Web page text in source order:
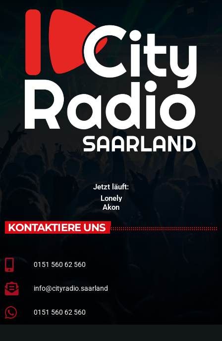
Jetzt läuft:
Lonely
Akon
KONTAKTIERE UNS
0151 560 62 560
info@cityradio.saarland
0151 560 62 560